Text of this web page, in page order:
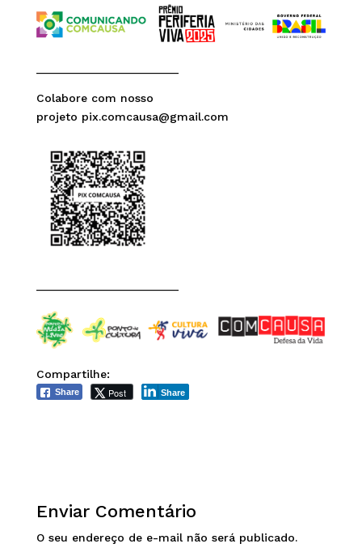
Colabore com nosso
projeto pix.comcausa@gmail.com
Compartilhe:
Share Post Share
Enviar Comentário
O seu endereço de e-mail não será publicado.